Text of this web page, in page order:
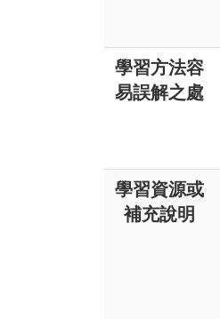
學習方法容
易誤解之處
學習資源或
補充說明